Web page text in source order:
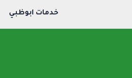
خدمات ابوظبي